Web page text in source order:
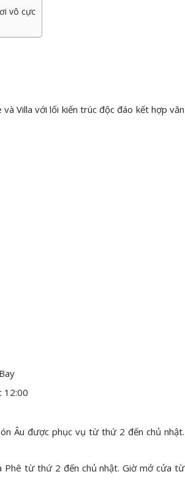
vô cực
Villa với lối kiến trúc độc đáo kết hợp văn
12:00
Âu được phục vụ từ thứ 2 đến chủ nhật.
Phê từ thứ 2 đến chủ nhật. Giờ mở cửa từ